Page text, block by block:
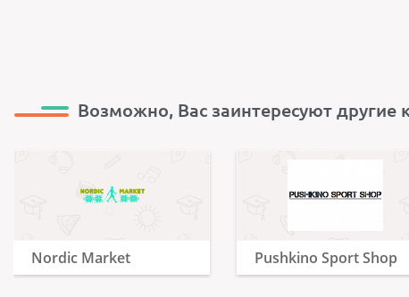
Возможно, Вас заинтересуют другие
Nordic Market Pushkino Sport Shop